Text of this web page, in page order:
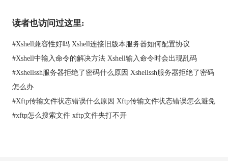
从Xterm字符串复制到Windows记事本:
1．选择一个字符串复制与左键xterm窗口。
读者也访问过这里:
#Xshell兼容性好吗 Xshell连接旧版本服务器如何配置协议
#Xshell中输入命令的解决方法 Xshell输入命令时会出现乱码
#Xshellssh服务器拒绝了密码什么原因 Xshellssh服务器拒绝了密码
怎么办
#Xftp传输文件状态错误什么原因 Xftp传输文件状态错误怎么避免
#xftp怎么搜索文件 xftp文件夹打不开